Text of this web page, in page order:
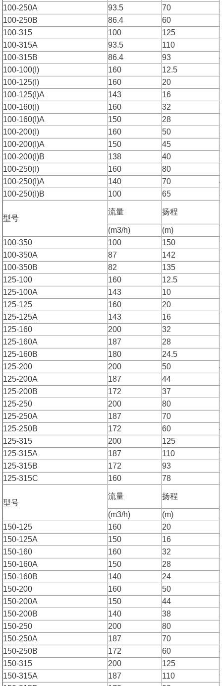
100-250A
93.5 70
100-250B
86.4 60
100-315
100 125
100-315A
93.5 110
100-315B
86.4 93
100-100(I)
160 12.5
100-125(I)
160 20
100-125(I)A
143 16
100-160(I)
160 32
100-160(I)A
150 28
100-200(I)
160 50
100-200(I)A
150 45
100-200(I)B
138 40
100-250(I)
160 80
100-250(I)A
140 70
100-250(I)B
100 65
型号
流量 扬程
(m3/h)
(m)
100-350
100 150
100-350A
87 142
100-350B
82 135
125-100
160 12.5
125-100A
143 10
125-125
160 20
125-125A
143 16
125-160
200 32
125-160A
187 28
125-160B
180 24.5
125-200
200 50
125-200A
187 44
125-200B
172 37
125-250
200 80
125-250A
187 70
125-250B
172 60
125-315
200 125
125-315A
187 110
125-315B
172 93
125-315C
160 78
型号
流量 扬程
(m3/h)
(m)
150-125
160 20
150-125A
150 16
150-160
160 32
150-160A
150 28
150-160B
140 24
150-200
160 50
150-200A
150 44
150-200B
140 38
150-250
200 80
150-250A
187 70
150-250B
172 60
150-315
200 125
150-315A
187 110